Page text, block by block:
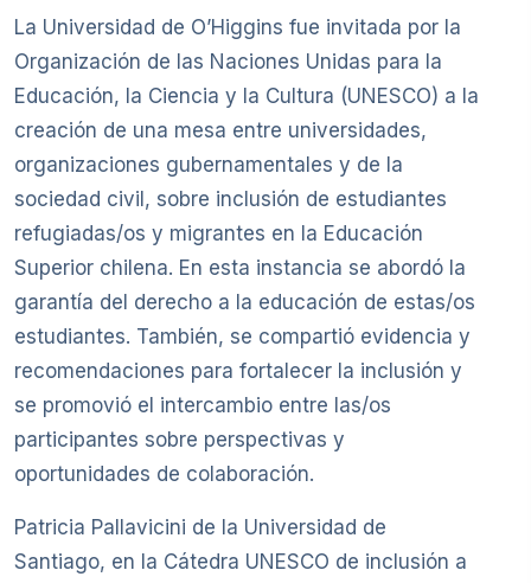
La Universidad de O’Higgins fue invitada por la
Organización de las Naciones Unidas para la
Educación, la Ciencia y la Cultura (UNESCO) a la
creación de una mesa entre universidades,
organizaciones gubernamentales y de la
sociedad civil, sobre inclusión de estudiantes
refugiadas/os y migrantes en la Educación
Superior chilena. En esta instancia se abordó la
garantía del derecho a la educación de estas/os
estudiantes. También, se compartió evidencia y
recomendaciones para fortalecer la inclusión y
se promovió el intercambio entre las/os
participantes sobre perspectivas y
oportunidades de colaboración.
Patricia Pallavicini de la Universidad de
Santiago, en la Cátedra UNESCO de inclusión a